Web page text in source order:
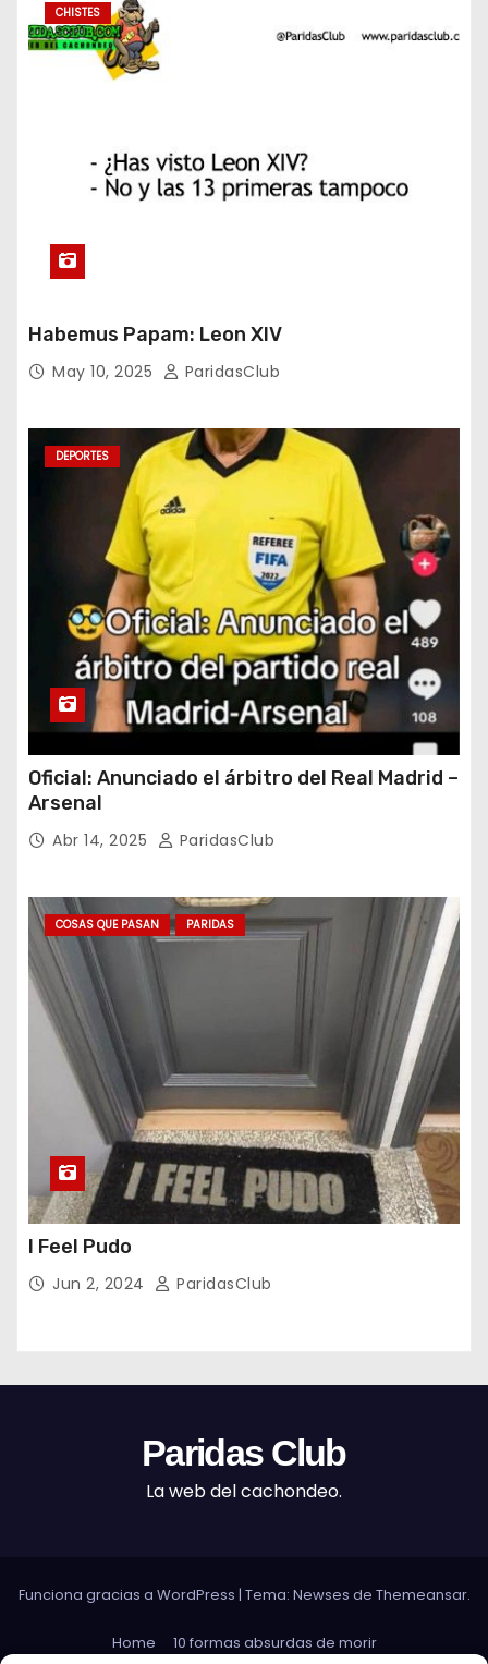
CHISTES
Habemus Papam: Leon XIV
May 10, 2025 ParidasClub
DEPORTES
Oficial: Anunciado el árbitro del Real Madrid –
Arsenal
Abr 14, 2025 ParidasClub
COSAS QUE PASAN PARIDAS
I Feel Pudo
Jun 2, 2024 ParidasClub
Paridas Club
La web del cachondeo.
Funciona gracias a WordPress | Tema: Newses de Themeansar.
Home 10 formas absurdas de morir